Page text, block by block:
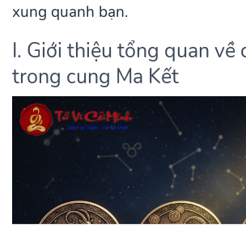
xung quanh bạn.
I. Giới thiệu tổng quan về
trong cung Ma Kết